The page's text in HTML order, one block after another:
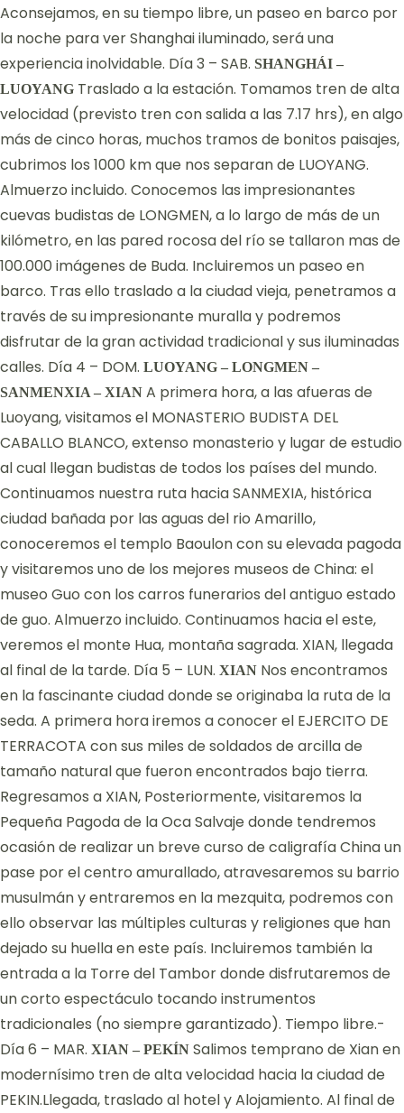
Aconsejamos, en su tiempo libre, un paseo en barco por
la noche para ver Shanghai iluminado, será una
experiencia inolvidable. Día 3 – SAB. SHANGHÁI –
LUOYANG Traslado a la estación. Tomamos tren de alta
velocidad (previsto tren con salida a las 7.17 hrs), en algo
más de cinco horas, muchos tramos de bonitos paisajes,
cubrimos los 1000 km que nos separan de LUOYANG.
Almuerzo incluido. Conocemos las impresionantes
cuevas budistas de LONGMEN, a lo largo de más de un
kilómetro, en las pared rocosa del río se tallaron mas de
100.000 imágenes de Buda. Incluiremos un paseo en
barco. Tras ello traslado a la ciudad vieja, penetramos a
través de su impresionante muralla y podremos
disfrutar de la gran actividad tradicional y sus iluminadas
calles. Día 4 – DOM. LUOYANG – LONGMEN –
SANMENXIA – XIAN A primera hora, a las afueras de
Luoyang, visitamos el MONASTERIO BUDISTA DEL
CABALLO BLANCO, extenso monasterio y lugar de estudio
al cual llegan budistas de todos los países del mundo.
Continuamos nuestra ruta hacia SANMEXIA, histórica
ciudad bañada por las aguas del rio Amarillo,
conoceremos el templo Baoulon con su elevada pagoda
y visitaremos uno de los mejores museos de China: el
museo Guo con los carros funerarios del antiguo estado
de guo. Almuerzo incluido. Continuamos hacia el este,
veremos el monte Hua, montaña sagrada. XIAN, llegada
al final de la tarde. Día 5 – LUN. XIAN Nos encontramos
en la fascinante ciudad donde se originaba la ruta de la
seda. A primera hora iremos a conocer el EJERCITO DE
TERRACOTA con sus miles de soldados de arcilla de
tamaño natural que fueron encontrados bajo tierra.
Regresamos a XIAN, Posteriormente, visitaremos la
Pequeña Pagoda de la Oca Salvaje donde tendremos
ocasión de realizar un breve curso de caligrafía China un
pase por el centro amurallado, atravesaremos su barrio
musulmán y entraremos en la mezquita, podremos con
ello observar las múltiples culturas y religiones que han
dejado su huella en este país. Incluiremos también la
entrada a la Torre del Tambor donde disfrutaremos de
un corto espectáculo tocando instrumentos
tradicionales (no siempre garantizado). Tiempo libre.-
Día 6 – MAR. XIAN – PEKÍN Salimos temprano de Xian en
modernísimo tren de alta velocidad hacia la ciudad de
PEKIN.Llegada, traslado al hotel y Alojamiento. Al final de